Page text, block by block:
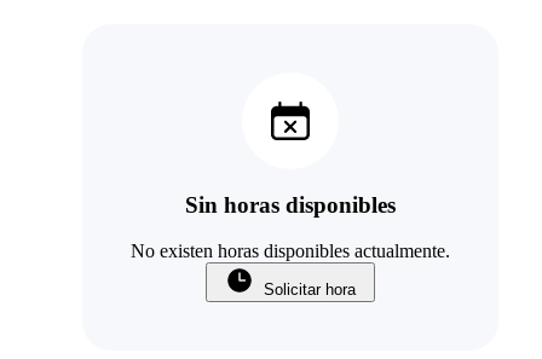
Sin horas disponibles
No existen horas disponibles actualmente.
Solicitar hora